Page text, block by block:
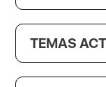
TEMAS